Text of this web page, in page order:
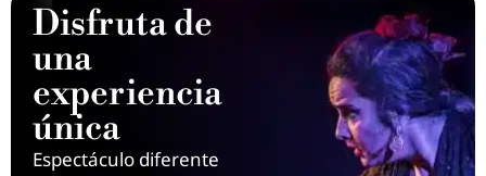
Disfruta de
una
experiencia
única
Espectáculo diferente